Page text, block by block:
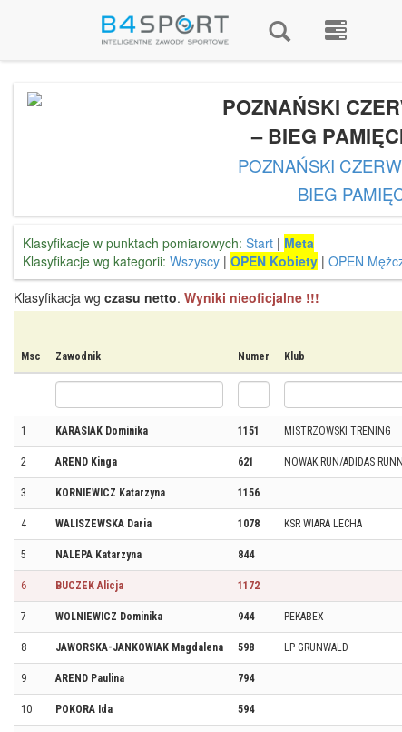
POZNAŃSKI
– BIEG
POZNAŃSKI
BIEG
Klasyfikacje w punktach pomiarowych: Start | Meta
Klasyfikacje wg kategorii: Wszyscy | OPEN Kobiety | OPEN
Klasyfikacja wg czasu netto. Wyniki nieoficjalne !!!
Msc Zawodnik Numer Klub
1 KARASIAK Dominika 1151 MISTRZOWSKI TRENING
2 AREND Kinga 621 NOWAK.RUN/ADIDAS
3 KORNIEWICZ Katarzyna 1156
4 WALISZEWSKA Daria 1078 KSR WIARA LECHA
5 NALEPA Katarzyna 844
6 BUCZEK Alicja 1172
7 WOLNIEWICZ Dominika 944 PEKABEX
8 JAWORSKA-JANKOWIAK Magdalena 598 LP GRUNWALD
9 AREND Paulina 794
10 POKORA Ida 594